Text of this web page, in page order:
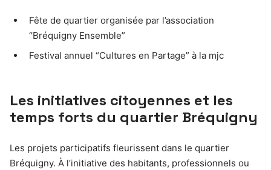
Fête de quartier organisée par l’association
“Bréquigny Ensemble”
Festival annuel “Cultures en Partage” à la mjc
Les initiatives citoyennes et les
temps forts du quartier Bréquigny
Les projets participatifs fleurissent dans le quartier
Bréquigny. À l’initiative des habitants, professionnels ou